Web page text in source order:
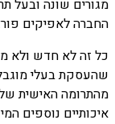
מגורים שונה ובעל
החברה לאפיקים
כל זה לא חדש ולא
שהעסקת בעלי
איכותיים נוספים